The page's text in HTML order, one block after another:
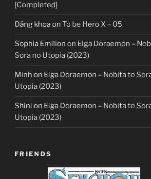
[Completed]
Đăng khoaon To be Hero X – 05
Sophia Emilion on Eiga Doraemon –
Sora no Utopia (2023)
Minh on Eiga Doraemon – Nobita to
Utopia (2023)
Shini on Eiga Doraemon – Nobita to
Utopia (2023)
FRIENDS